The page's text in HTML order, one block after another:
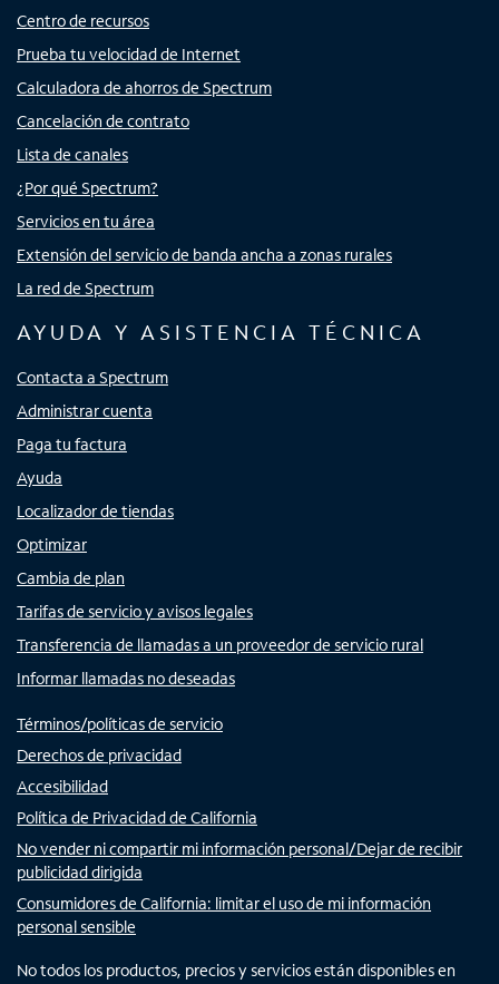
Centro de recursos
Prueba tu velocidad de Internet
Calculadora de ahorros de Spectrum
Cancelación de contrato
Lista de canales
¿Por qué Spectrum?
Servicios en tu área
Extensión del servicio de banda ancha a zonas rurales
La red de Spectrum
AYUDA Y ASISTENCIA TÉCNICA
Contacta a Spectrum
Administrar cuenta
Paga tu factura
Ayuda
Localizador de tiendas
Optimizar
Cambia de plan
Tarifas de servicio y avisos legales
Transferencia de llamadas a un proveedor de servicio rural
Informar llamadas no deseadas
Términos/políticas de servicio
Derechos de privacidad
Accesibilidad
Política de Privacidad de California
No vender ni compartir mi información personal/Dejar de recibir
publicidad dirigida
Consumidores de California: limitar el uso de mi información
personal sensible
No todos los productos, precios y servicios están disponibles en